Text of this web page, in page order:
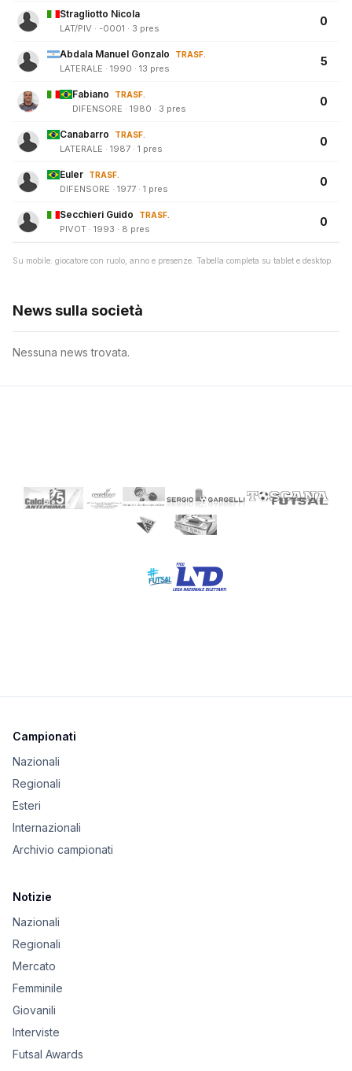
Stragliotto Nicola
LAT/PIV · -0001 · 3 pres
0
Abdala Manuel Gonzalo TRASF.
LATERALE · 1990 · 13 pres
5
Fabiano TRASF.
DIFENSORE · 1980 · 3 pres
0
Canabarro TRASF.
LATERALE · 1987 · 1 pres
0
Euler TRASF.
DIFENSORE · 1977 · 1 pres
0
Secchieri Guido TRASF.
PIVOT · 1993 · 8 pres
0
Su mobile: giocatore con ruolo, anno e presenze. Tabella completa su tablet e desktop.
News sulla società
Nessuna news trovata.
Campionati
Nazionali
Regionali
Esteri
Internazionali
Archivio campionati
Notizie
Nazionali
Regionali
Mercato
Femminile
Giovanili
Interviste
Futsal Awards